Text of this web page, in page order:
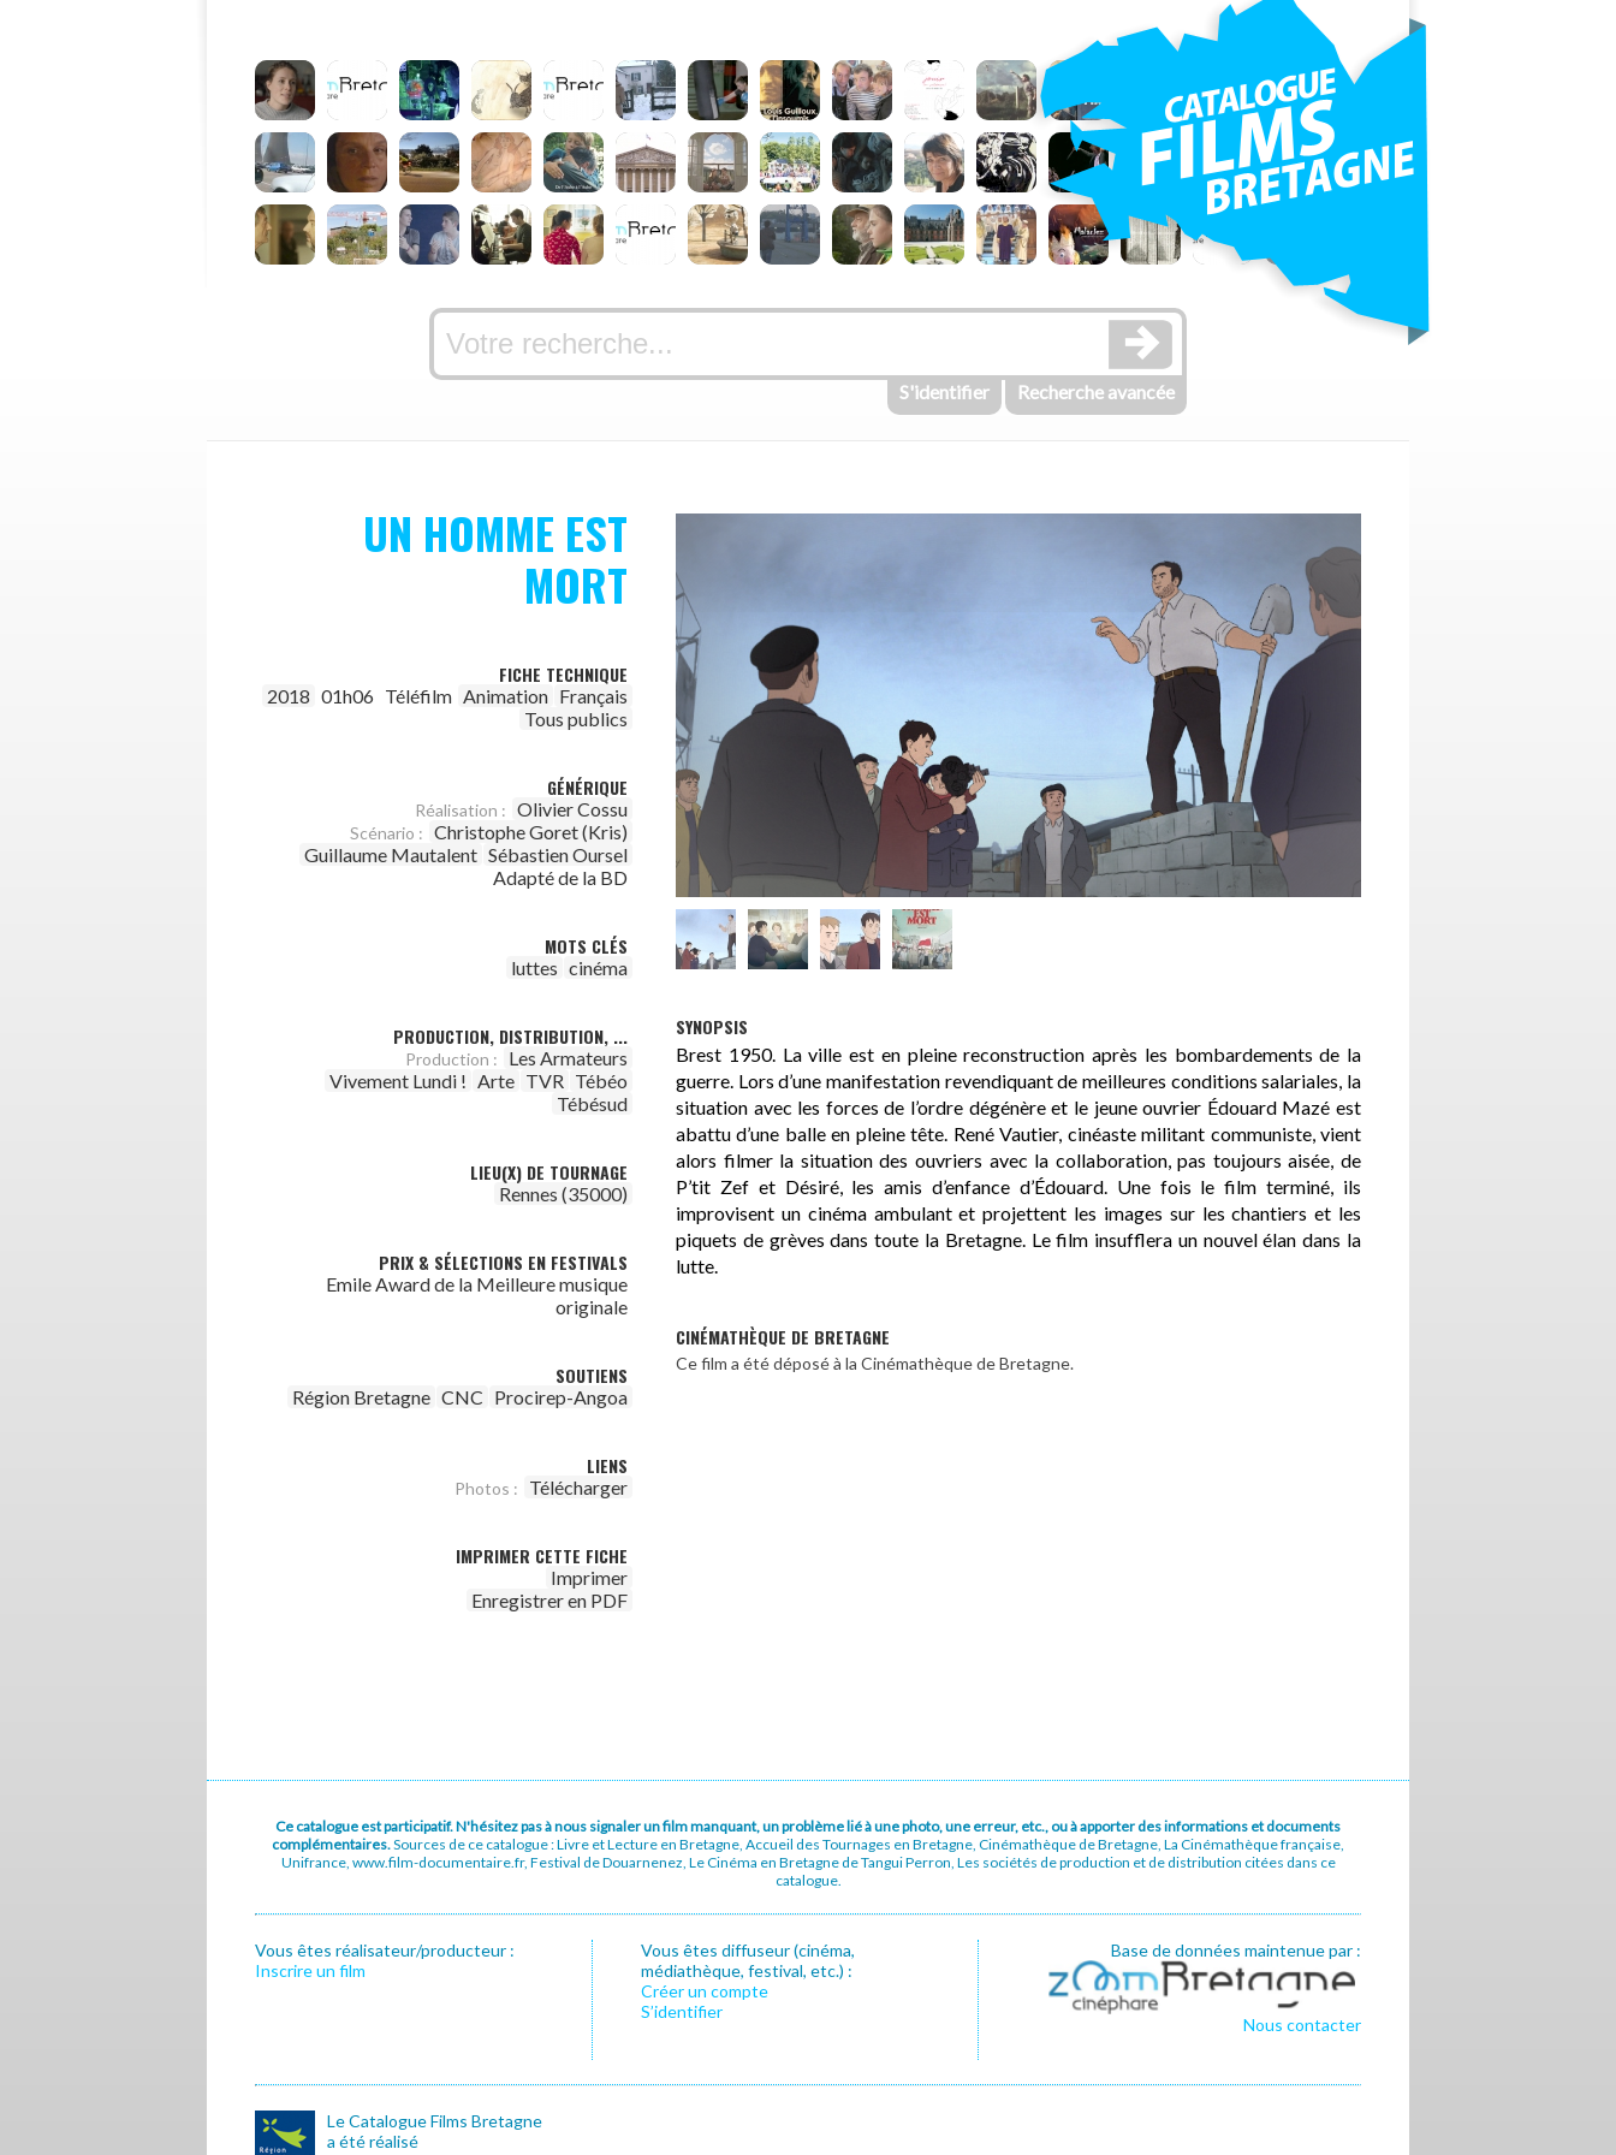
S'identifier Recherche avancée
UN HOMME EST
MORT
FICHE TECHNIQUE
2018 01h06 Téléfilm Animation Français
Tous publics
GÉNÉRIQUE
Réalisation : Olivier Cossu
Scénario : Christophe Goret (Kris)
Guillaume Mautalent Sébastien Oursel
Adapté de la BD
MOTS CLÉS
luttes cinéma
PRODUCTION, DISTRIBUTION, ...
Production :
Les Armateurs
Vivement Lundi ! Arte TVR Tébéo
Tébésud
LIEU(X) DE TOURNAGE
Rennes (35000)
PRIX & SÉLECTIONS EN FESTIVALS
Emile Award de la Meilleure musique
originale
SOUTIENS
Région Bretagne CNC Procirep-Angoa
LIENS
Photos : Télécharger
IMPRIMER CETTE FICHE
Imprimer
Enregistrer en PDF
SYNOPSIS
Brest 1950. La ville est en pleine reconstruction après les bombardements de la
guerre. Lors d’une manifestation revendiquant de meilleures conditions salariales, la
situation avec les forces de l’ordre dégénère et le jeune ouvrier Édouard Mazé est
abattu d’une balle en pleine tête. René Vautier, cinéaste militant communiste, vient
alors filmer la situation des ouvriers avec la collaboration, pas toujours aisée, de
P’tit Zef et Désiré, les amis d’enfance d’Édouard. Une fois le film terminé, ils
improvisent un cinéma ambulant et projettent les images sur les chantiers et les
piquets de grèves dans toute la Bretagne. Le film insufflera un nouvel élan dans la
lutte.
CINÉMATHÈQUE DE BRETAGNE
Ce film a été déposé à la Cinémathèque de Bretagne.
Ce catalogue est participatif. N'hésitez pas à nous signaler un film manquant, un problème lié à une photo, une erreur, etc., ou à apporter des informations et documents
complémentaires.Sources de ce catalogue : Livre et Lecture en Bretagne, Accueil des Tournages en Bretagne, Cinémathèque de Bretagne, La Cinémathèque française,
Unifrance, www.film-documentaire.fr, Festival de Douarnenez, Le Cinéma en Bretagne de Tangui Perron, Les sociétés de production et de distribution citées dans ce
catalogue.
Vous êtes réalisateur/producteur :
Inscrire un film
Vous êtes diffuseur (cinéma,
médiathèque, festival, etc.) :
Créer un compte
S’identifier
Base de données maintenue par :
Nous contacter
Le Catalogue Films Bretagne
a été réalisé